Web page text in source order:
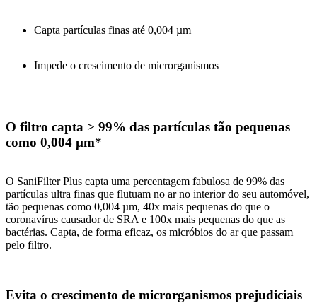
Capta partículas finas até 0,004 µm
Impede o crescimento de microrganismos
O filtro capta > 99% das partículas tão pequenas
como 0,004 µm*
O SaniFilter Plus capta uma percentagem fabulosa de 99% das
partículas ultra finas que flutuam no ar no interior do seu automóvel,
tão pequenas como 0,004 µm, 40x mais pequenas do que o
coronavírus causador de SRA e 100x mais pequenas do que as
bactérias. Capta, de forma eficaz, os micróbios do ar que passam
pelo filtro.
Evita o crescimento de microrganismos prejudiciais